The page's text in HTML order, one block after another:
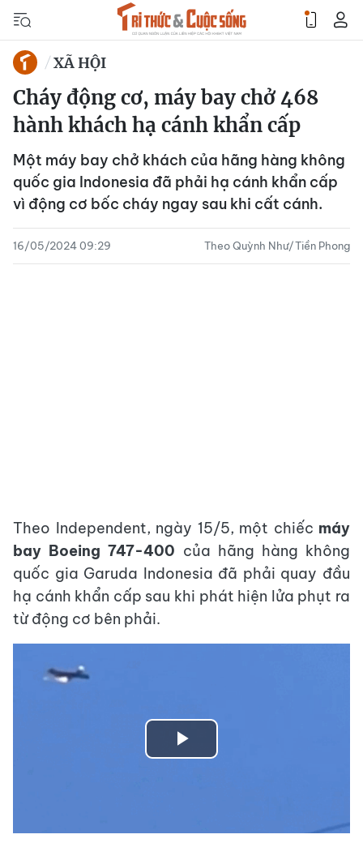
XÃ HỘI
Cháy động cơ, máy bay chở 468
hành khách hạ cánh khẩn cấp
Một máy bay chở khách của hãng hàng không
quốc gia Indonesia đã phải hạ cánh khẩn cấp
vì động cơ bốc cháy ngay sau khi cất cánh.
16/05/2024 09:29 Theo Quỳnh Như/Tiền Phong
Theo Independent, ngày 15/5, một chiếc máy
bay Boeing 747-400 của hãng hàng không
quốc gia Garuda Indonesia đã phải quay đầu
hạ cánh khẩn cấp sau khi phát hiện lửa phụt ra
từ động cơ bên phải.
Play